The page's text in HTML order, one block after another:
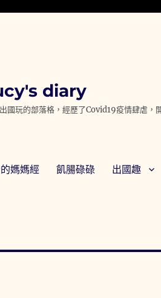
diary
國玩的部落格，經歷了Covid19疫情肆虐
媽媽經 飢腸碌碌 出國趣